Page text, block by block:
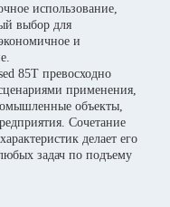
использование,
выбор для
и
85T превосходно
применения,
объекты,
Сочетание
делает его
задач по подъему